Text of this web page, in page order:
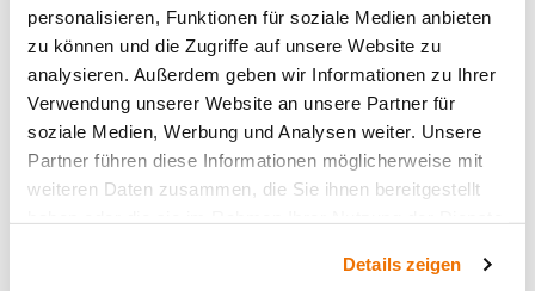
personalisieren, Funktionen für soziale Medien anbieten
zu können und die Zugriffe auf unsere Website zu
analysieren. Außerdem geben wir Informationen zu Ihrer
Verwendung unserer Website an unsere Partner für
soziale Medien, Werbung und Analysen weiter. Unsere
Partner führen diese Informationen möglicherweise mit
weiteren Daten zusammen, die Sie ihnen bereitgestellt
Details zeigen